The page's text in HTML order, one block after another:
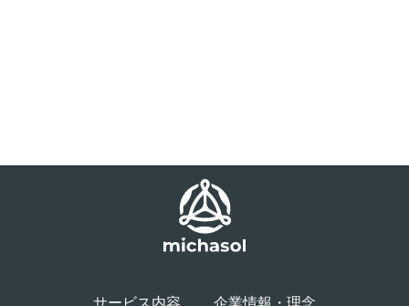
サービス内容 企業情報・理念